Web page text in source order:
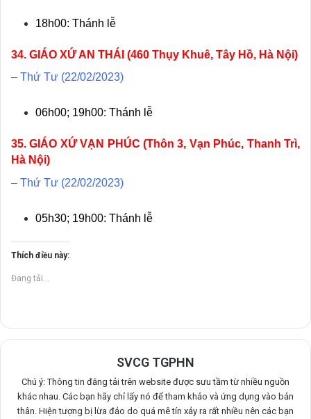
18h00: Thánh lễ
34. GIÁO XỨ AN THÁI (460 Thụy Khuê, Tây Hồ, Hà Nội)
– Thứ Tư (22/02/2023)
06h00; 19h00: Thánh lễ
35. GIÁO XỨ VẠN PHÚC (Thôn 3, Vạn Phúc, Thanh Trì,
Hà Nội)
– Thứ Tư (22/02/2023)
05h30; 19h00: Thánh lễ
Thích điều này:
Đang tải...
SVCG TGPHN
Chú ý: Thông tin đăng tải trên website được sưu tầm từ nhiều nguồn
khác nhau. Các bạn hãy chỉ lấy nó để tham khảo và ứng dụng vào bản
thân. Hiện tượng bị lừa đảo do quá mê tín xảy ra rất nhiều nên các bạn